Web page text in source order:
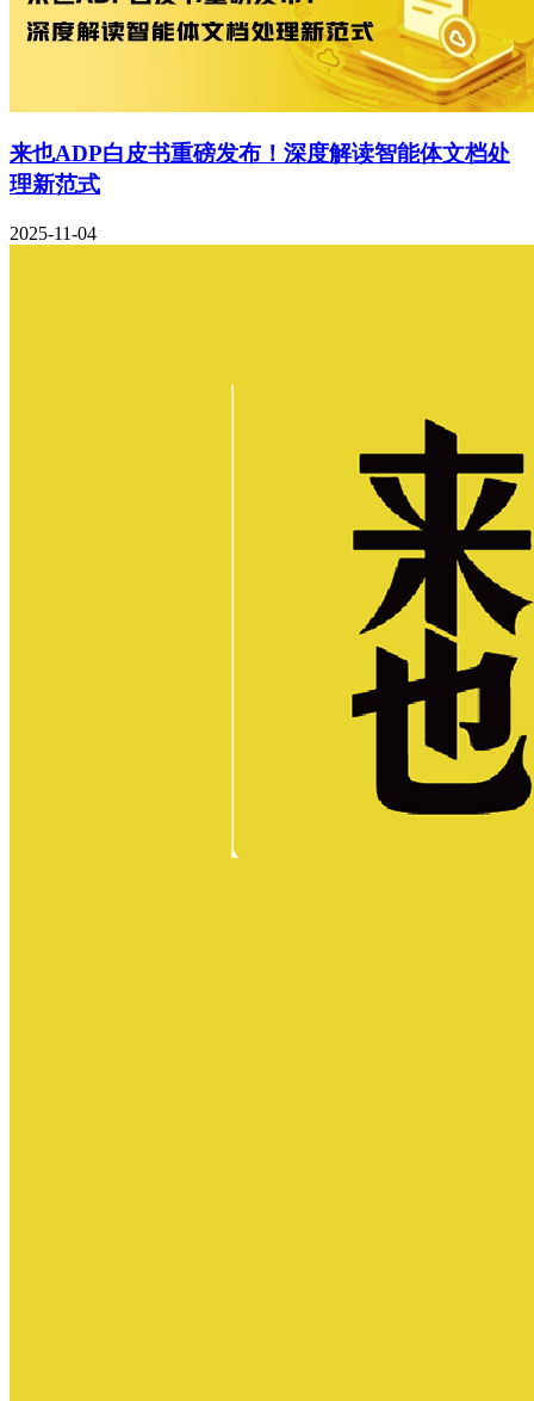
来也ADP白皮书重磅发布！深度解读智能体文档处
理新范式
2025-11-04